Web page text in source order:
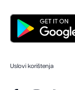
Uslovi korištenja